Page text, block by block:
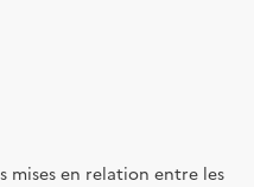
mises en relation entre les